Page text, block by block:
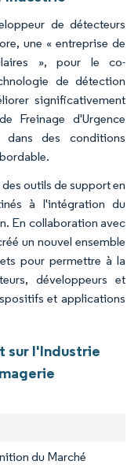
de détecteurs
une « entreprise de
», pour le co-
de détection
significativement
Freinage d'Urgence
dans des conditions
outils de support en
à l'intégration du
En collaboration avec
un nouvel ensemble
pour permettre à la
développeurs et
et applications
sur l'Industrie
du Marché